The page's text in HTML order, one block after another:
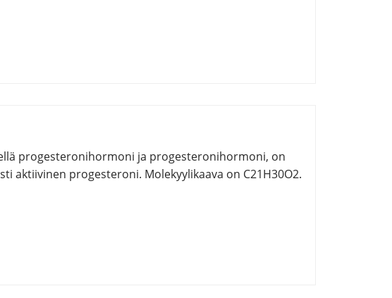
progesteronihormoni ja progesteronihormoni, on
aktiivinen progesteroni. Molekyylikaava on C21H30O2.